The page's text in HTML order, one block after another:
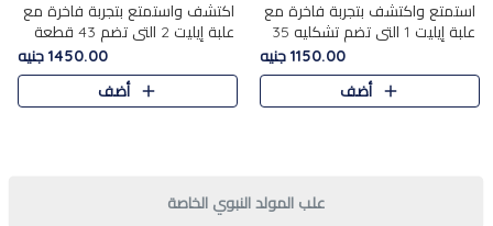
استمتع واكتشف بتجربة فاخرة مع
علبة إيليت 1 التي تضم تشكليه 35
قطعة من أرقى حلويات المولد
المصري الأصيلة ,معروضة بشكل
جميل في علبة أنيقة ، في..
1150.00 جنيه
أضف
اكتشف واستمتع بتجربة فاخرة مع
علبة إيليت 2 التي تضم 43 قطعة
تشكيلة من أرقى حلويات المولد
الشرقية المصرية الأصيلة ,معروضة
بشكل جميل في علبة أ..
1450.00 جنيه
أضف
علب المولد النبوي الخاصة